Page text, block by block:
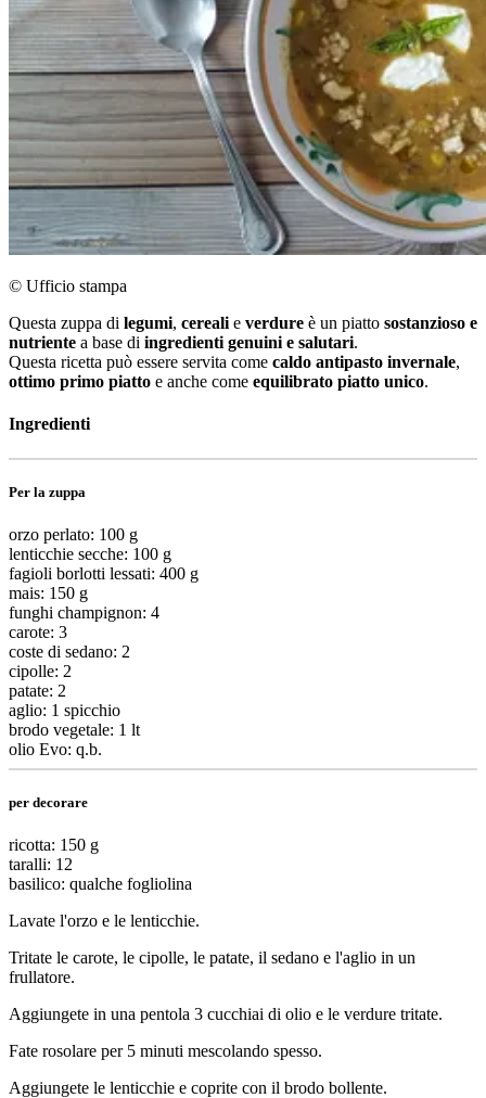
© Ufficio stampa
Questa zuppa di legumi, cereali e verdure è un piatto sostanzioso e
nutriente a base di ingredienti genuini e salutari.
Questa ricetta può essere servita come caldo antipasto invernale,
ottimo primo piatto e anche come equilibrato piatto unico.
Ingredienti
Per la zuppa
orzo perlato: 100 g
lenticchie secche: 100 g
fagioli borlotti lessati: 400 g
mais: 150 g
funghi champignon: 4
carote: 3
coste di sedano: 2
cipolle: 2
patate: 2
aglio: 1 spicchio
brodo vegetale: 1 lt
olio Evo: q.b.
per decorare
ricotta: 150 g
taralli: 12
basilico: qualche fogliolina
Lavate l'orzo e le lenticchie.
Tritate le carote, le cipolle, le patate, il sedano e l'aglio in un
frullatore.
Aggiungete in una pentola 3 cucchiai di olio e le verdure tritate.
Fate rosolare per 5 minuti mescolando spesso.
Aggiungete le lenticchie e coprite con il brodo bollente.